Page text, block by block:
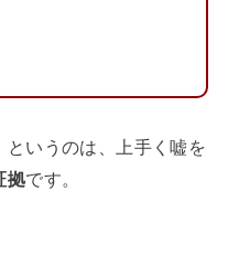
というのは、上手く嘘を
拠です。